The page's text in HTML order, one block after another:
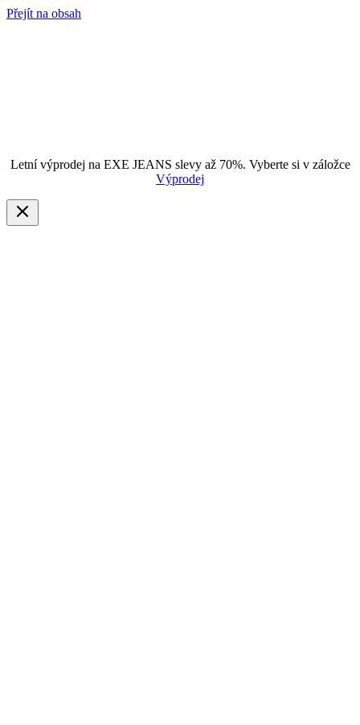
Přejít na obsah
Letní výprodej na EXE JEANS slevy až 70%. Vyberte si v záložce
Výprodej